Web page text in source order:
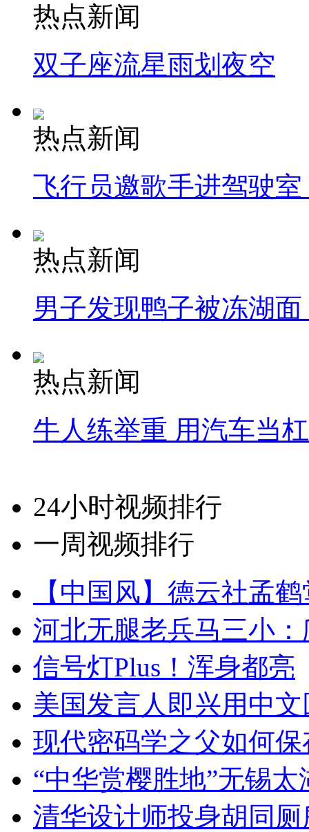
热点新闻
双子座流星雨划夜空
热点新闻
飞行员邀歌手进驾驶
热点新闻
男子发现鸭子被冻湖
热点新闻
牛人练举重 用汽车当
24小时视频排行
一周视频排行
【中国风】德云社孟
河北无腿老兵马三小
信号灯Plus！浑身都亮
美国发言人即兴用中
现代密码学之父如何
“中华赏樱胜地”无锡
清华设计师投身胡同